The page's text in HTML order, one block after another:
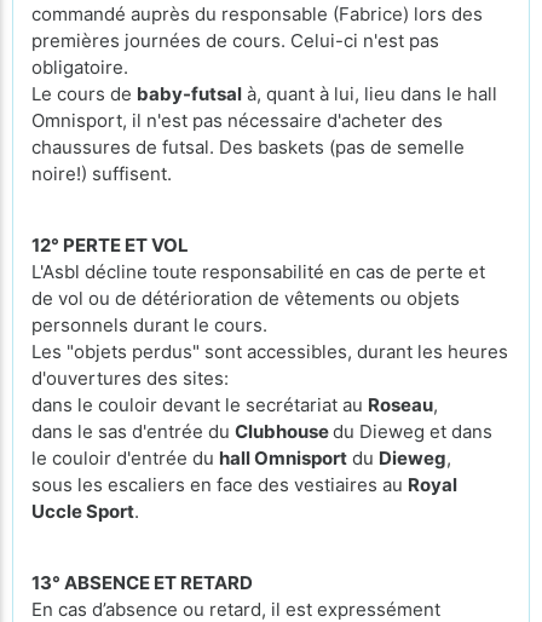
commandé auprès du responsable (Fabrice) lors des
premières journées de cours. Celui-ci n'est pas
obligatoire.
Le cours de baby-futsal à, quant à lui, lieu dans le hall
Omnisport, il n'est pas nécessaire d'acheter des
chaussures de futsal. Des baskets (pas de semelle
noire!) suffisent.
12° PERTE ET VOL
L'Asbl décline toute responsabilité en cas de perte et
de vol ou de détérioration de vêtements ou objets
personnels durant le cours.
Les "objets perdus" sont accessibles, durant les heures
d'ouvertures des sites:
dans le couloir devant le secrétariat au Roseau,
dans le sas d'entrée du Clubhousedu Dieweg et dans
le couloir d'entrée du hall Omnisport du Dieweg,
sous les escaliers en face des vestiaires au Royal
Uccle Sport.
13° ABSENCE ET RETARD
En cas d’absence ou retard, il est expressément